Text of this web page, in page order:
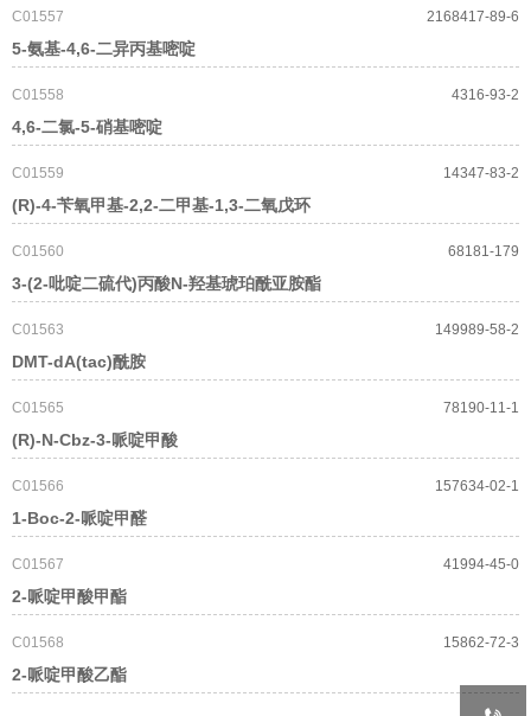
C01557
5-氨基-4,6-二异丙基嘧啶
2168417-89-6
C01558
4,6-二氯-5-硝基嘧啶
4316-93-2
C01559
(R)-4-苄氧甲基-2,2-二甲基-1,3-二氧戊环
14347-83-2
C01560
3-(2-吡啶二硫代)丙酸N-羟基琥珀酰亚胺酯
68181-179
C01563
DMT-dA(tac)酰胺
149989-58-2
C01565
(R)-N-Cbz-3-哌啶甲酸
78190-11-1
C01566
1-Boc-2-哌啶甲醛
157634-02-1
C01567
2-哌啶甲酸甲酯
41994-45-0
C01568
2-哌啶甲酸乙酯
15862-72-3